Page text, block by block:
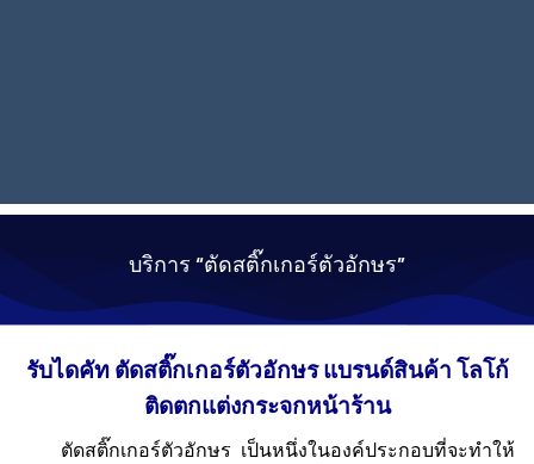
บริการ “ตัดสติ๊กเกอร์ตัวอักษร”
รับไดคัท ตัดสติ๊กเกอร์ตัวอักษร แบรนด์สินค้า โลโก้
ติดตกแต่งกระจกหน้าร้าน
ตัดสติ๊กเกอร์ตัวอักษร เป็นหนึ่งในองค์ประกอบที่จะทำให้